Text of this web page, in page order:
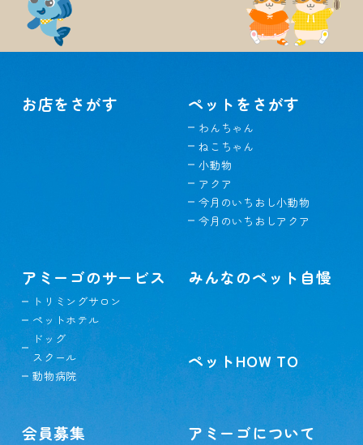
お店をさがす ペットをさがす
わんちゃん
ねこちゃん
小動物
アクア
今月のいちおし小動物
今月のいちおしアクア
アミーゴのサービス
トリミングサロン
ペットホテル
ドッグ
スクール
動物病院
みんなのペット自慢
ペットHOW TO
会員募集 アミーゴについて